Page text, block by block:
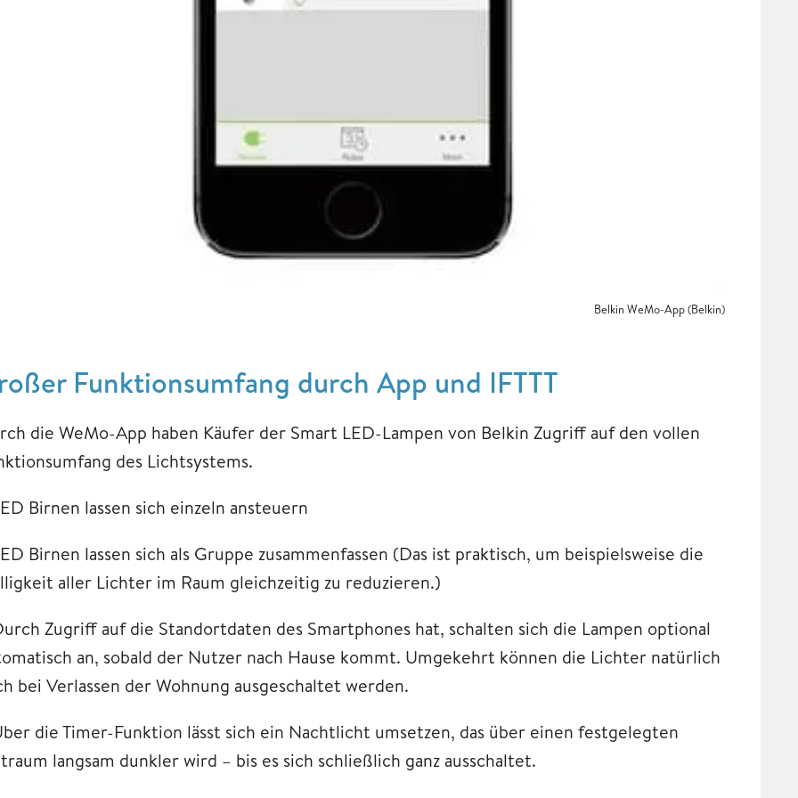
Belkin WeMo-App (Belkin)
Funktionsumfang durch App und IFTTT
die WeMo-App haben Käufer der Smart LED-Lampen von Belkin Zugriff auf den vollen
des Lichtsystems.
Birnen lassen sich einzeln ansteuern
Birnen lassen sich als Gruppe zusammenfassen (Das ist praktisch, um beispielsweise die
aller Lichter im Raum gleichzeitig zu reduzieren.)
Zugriff auf die Standortdaten des Smartphones hat, schalten sich die Lampen optional
an, sobald der Nutzer nach Hause kommt. Umgekehrt können die Lichter natürlich
bei Verlassen der Wohnung ausgeschaltet werden.
die Timer-Funktion lässt sich ein Nachtlicht umsetzen, das über einen festgelegten
langsam dunkler wird – bis es sich schließlich ganz ausschaltet.